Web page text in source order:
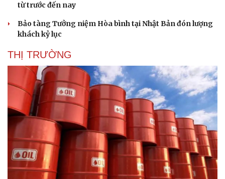
Văn hóa
Sân khấu - Điện ảnh
Âm nhạc
Di sản
Giải trí
Nghệ sĩ
Thời trang
Sao Việt
từ trước đến nay
Bảo tàng Tưởng niệm Hòa bình tại Nhật Bản đón lượng
khách kỷ lục
THỊ TRƯỜNG